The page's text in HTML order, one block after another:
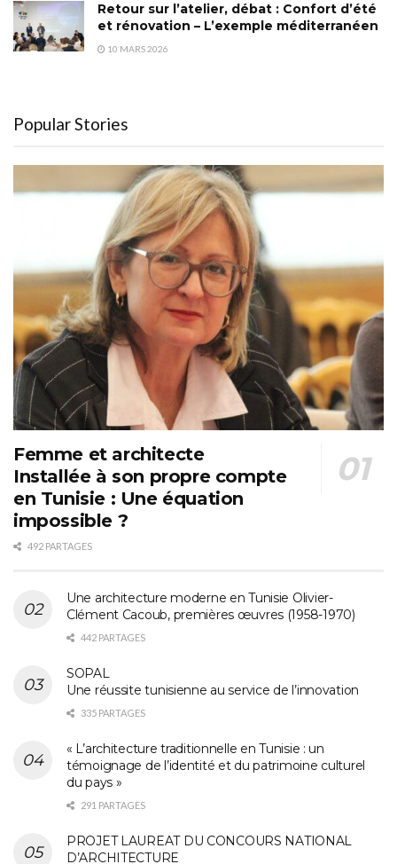
Retour sur l’atelier, débat : Confort d’été
et rénovation – L’exemple méditerranéen
10 MARS 2026
Popular Stories
Femme et architecte
Installée à son propre compte
en Tunisie : Une équation
impossible ?
492 PARTAGES
Une architecture moderne en Tunisie Olivier-
Clément Cacoub, premières œuvres (1958-1970)
442 PARTAGES
SOPAL
Une réussite tunisienne au service de l’innovation
335 PARTAGES
« L’architecture traditionnelle en Tunisie : un
témoignage de l’identité et du patrimoine culturel
du pays »
291 PARTAGES
PROJET LAUREAT DU CONCOURS NATIONAL
D’ARCHITECTURE